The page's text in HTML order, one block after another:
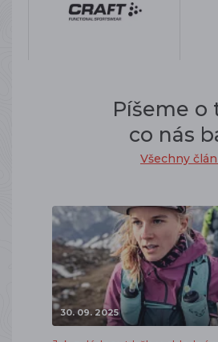
Píšeme o
co nás
Všechny
30. 09. 2025